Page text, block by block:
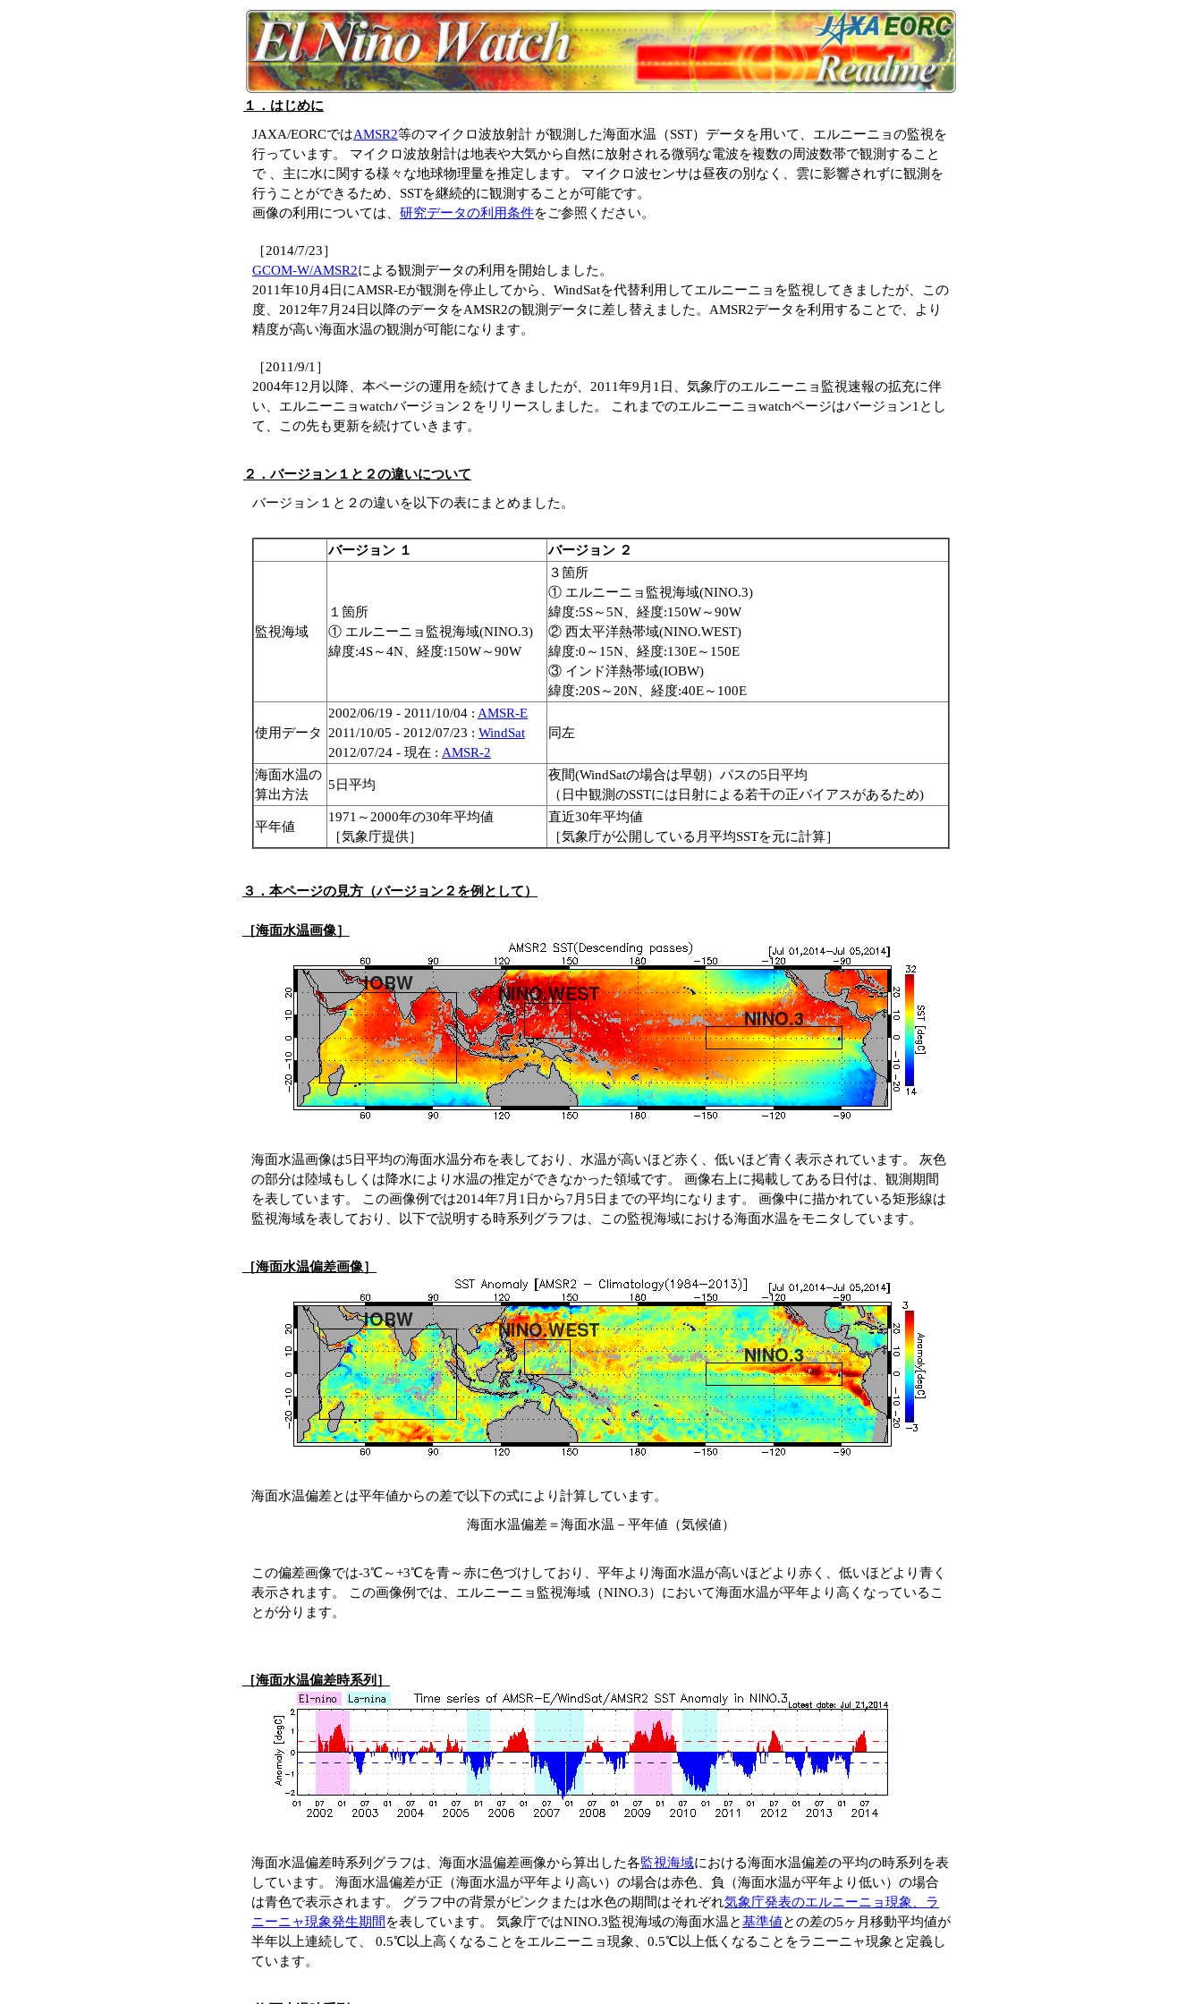
１．はじめに
JAXA/EORCではAMSR2等のマイクロ波放射計 が観測した海面水温（SST）データを用いて、エルニーニョの監視を
行っています。 マイクロ波放射計は地表や大気から自然に放射される微弱な電波を複数の周波数帯で観測すること
で 、主に水に関する様々な地球物理量を推定します。 マイクロ波センサは昼夜の別なく、雲に影響されずに観測を
行うことができるため、SSTを継続的に観測することが可能です。
画像の利用については、 研究データの利用条件をご参照ください。
［2014/7/23］
GCOM-W/AMSR2による観測データの利用を開始しました。
2011年10月4日にAMSR-Eが観測を停止してから、WindSatを代替利用してエルニーニョを監視してきましたが、この
度、2012年7月24日以降のデータをAMSR2の観測データに差し替えました。AMSR2データを利用することで、より
精度が高い海面水温の観測が可能になります。
［2011/9/1］
2004年12月以降、本ページの運用を続けてきましたが、2011年9月1日、気象庁のエルニーニョ監視速報の拡充に伴
い、エルニーニョwatchバージョン２をリリースしました。 これまでのエルニーニョwatchページはバージョン1とし
て、この先も更新を続けていきます。
２．バージョン１と２の違いについて
バージョン１と２の違いを以下の表にまとめました。
バージョン １ バージョン ２
監視海域
１箇所
① エルニーニョ監視海域(NINO.3)
緯度:4S～4N、経度:150W～90W
３箇所
① エルニーニョ監視海域(NINO.3)
緯度:5S～5N、経度:150W～90W
② 西太平洋熱帯域(NINO.WEST)
緯度:0～15N、経度:130E～150E
③ インド洋熱帯域(IOBW)
緯度:20S～20N、経度:40E～100E
使用データ
2002/06/19 - 2011/10/04 : AMSR-E
2011/10/05 - 2012/07/23 : WindSat
2012/07/24 - 現在 : AMSR-2
同左
海面水温の
算出方法
5日平均
夜間(WindSatの場合は早朝）パスの5日平均
（日中観測のSSTには日射による若干の正バイアスがあるため)
平年値
1971～2000年の30年平均値
［気象庁提供］
直近30年平均値
［気象庁が公開している月平均SSTを元に計算］
３．本ページの見方（バージョン２を例として）
［海面水温画像］
海面水温画像は5日平均の海面水温分布を表しており、水温が高いほど赤く、低いほど青く表示されています。 灰色
の部分は陸域もしくは降水により水温の推定ができなかった領域です。 画像右上に掲載してある日付は、観測期間
を表しています。 この画像例では2014年7月1日から7月5日までの平均になります。 画像中に描かれている矩形線は
監視海域を表しており、以下で説明する時系列グラフは、この監視海域における海面水温をモニタしています。
［海面水温偏差画像］
海面水温偏差とは平年値からの差で以下の式により計算しています。
海面水温偏差＝海面水温－平年値（気候値）
この偏差画像では-3℃～+3℃を青～赤に色づけしており、平年より海面水温が高いほどより赤く、低いほどより青く
表示されます。 この画像例では、エルニーニョ監視海域（NINO.3）において海面水温が平年より高くなっているこ
とが分ります。
［海面水温偏差時系列］
海面水温偏差時系列グラフは、海面水温偏差画像から算出した各監視海域における海面水温偏差の平均の時系列を表
しています。 海面水温偏差が正（海面水温が平年より高い）の場合は赤色、負（海面水温が平年より低い）の場合
は青色で表示されます。 グラフ中の背景がピンクまたは水色の期間はそれぞれ気象庁発表のエルニーニョ現象、ラ
ニーニャ現象発生期間 を表しています。 気象庁ではNINO.3監視海域の海面水温と基準値との差の5ヶ月移動平均値が
半年以上連続して、 0.5℃以上高くなることをエルニーニョ現象、0.5℃以上低くなることをラニーニャ現象と定義し
ています。